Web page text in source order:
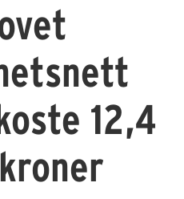
12,4